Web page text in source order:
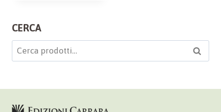
CERCA
Cerca: Cerca